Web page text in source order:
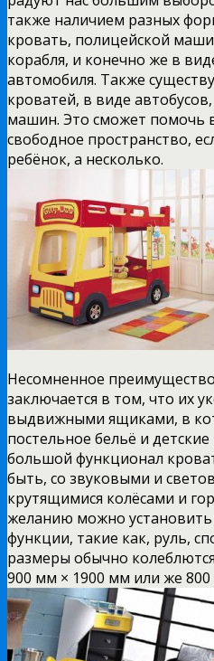
также наличием разных
кровать, полицейской
корабля, и конечно же в
автомобиля. Также
кроватей, в виде
машин. Это сможет помочь
свободное пространство,
ребёнок, а несколько.
Несомненное
заключается в том, что их
выдвижными ящиками, в
постельное бельё и
большой функционал
быть, со звуковыми и
крутящимися колёсами и
желанию можно
функции, такие как, руль,
размеры обычно
900 мм × 1900 мм или же